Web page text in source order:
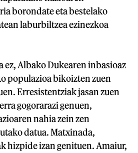
borondate eta bestelako
laburbiltzea ezinezkoa
ez, Albako Dukearen inbasioaz
populazioa bikoizten zuen
Erresistentziak jasan zuen
gogorarazi genuen,
nahia zein zen
datua. Matxinada,
hizpide izan genituen. Amaiur,